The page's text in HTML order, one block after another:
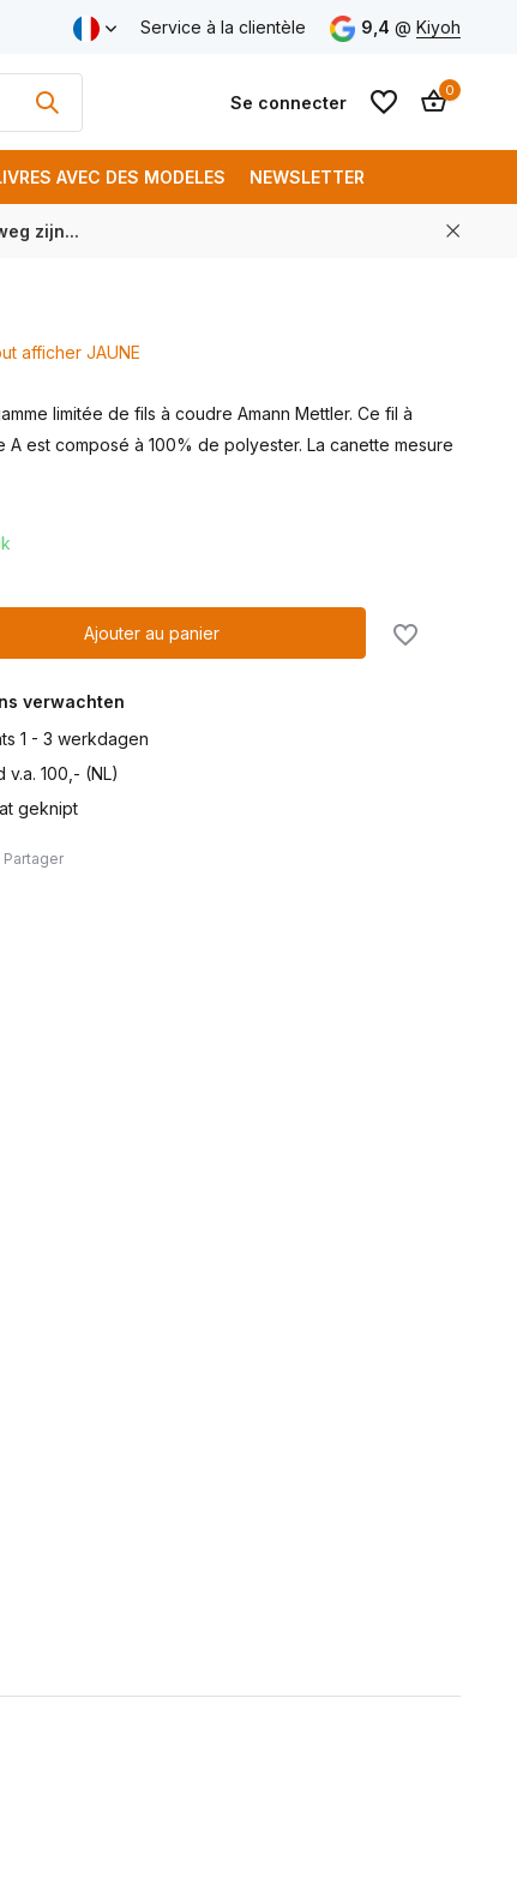
gratuite à partir de € 250 (FR)
Service à la clientèle 9,4 @ Kiyoh
Se connecter
0
AVEC DES MODELES NEWSLETTER
zijn...
afficher JAUNE
limitée de fils à coudre Amann Mettler. Ce fil à
A est composé à 100% de polyester. La canette mesure
Ajouter au panier
verwachten
1 - 3 werkdagen
v.a. 100,- (NL)
geknipt
Partager